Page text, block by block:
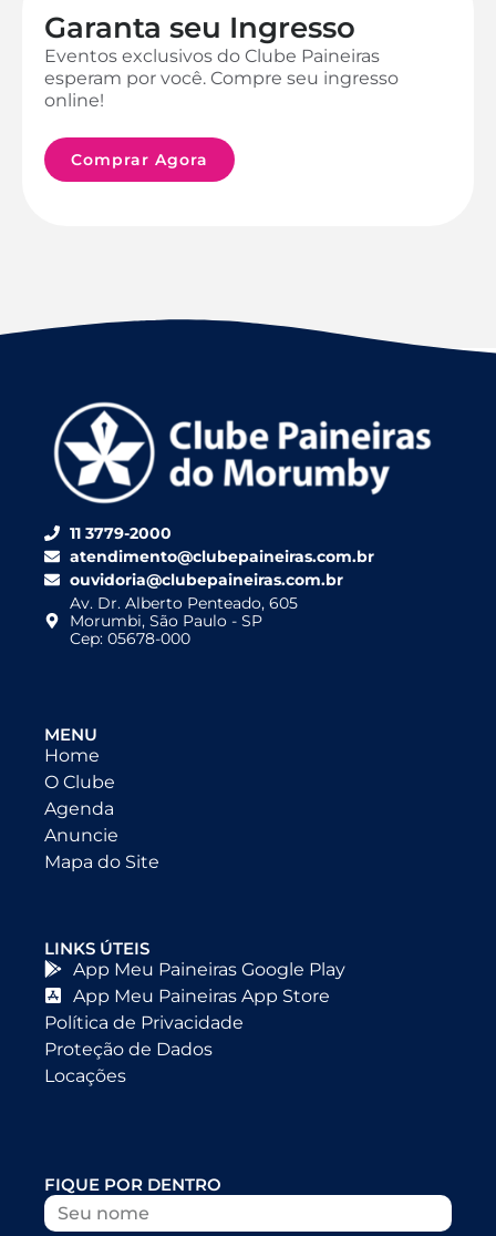
Garanta seu Ingresso
Eventos exclusivos do Clube Paineiras
esperam por você. Compre seu ingresso
online!
Comprar Agora
11 3779-2000
atendimento@clubepaineiras.com.br
ouvidoria@clubepaineiras.com.br
Av. Dr. Alberto Penteado, 605
Morumbi, São Paulo - SP
Cep: 05678-000
MENU
Home
O Clube
Agenda
Anuncie
Mapa do Site
LINKS ÚTEIS
App Meu Paineiras Google Play
App Meu Paineiras App Store
Política de Privacidade
Proteção de Dados
Locações
FIQUE POR DENTRO